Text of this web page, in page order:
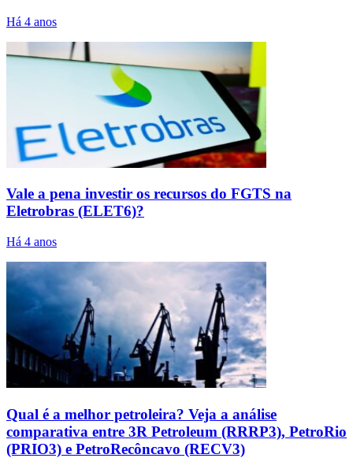
Há 4 anos
Vale a pena investir os recursos do FGTS na
Eletrobras (ELET6)?
Há 4 anos
Qual é a melhor petroleira? Veja a análise
comparativa entre 3R Petroleum (RRRP3), PetroRio
(PRIO3) e PetroRecôncavo (RECV3)